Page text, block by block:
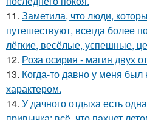
11. Заметила, что люди,
путешествуют, всегда более
лёгкие, весёлые, успешные,
12. Роза осирия - магия двух
13. Когда-то давно у меня
характером.
14. У дачного отдыха есть